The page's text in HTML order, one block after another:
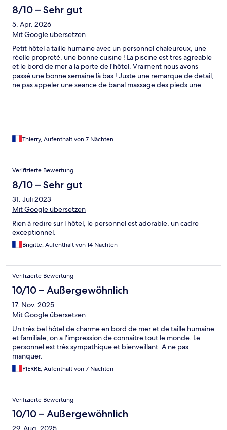
8/10 – Sehr gut
5. Apr. 2026
Mit Google übersetzen
Petit hôtel a taille humaine avec un personnel chaleureux, une
réelle propreté, une bonne cuisine ! La piscine est tres agreable
et le bord de mer a la porte de l’hôtel. Vraiment nous avons
passé une bonne semaine là bas ! Juste une remarque de detail,
ne pas appeler une seance de banal massage des pieds une
Thierry, Aufenthalt von 7 Nächten
Verifizierte Bewertung
8/10 – Sehr gut
31. Juli 2023
Mit Google übersetzen
Rien à redire sur l hôtel, le personnel est adorable, un cadre
exceptionnel.
Brigitte, Aufenthalt von 14 Nächten
Verifizierte Bewertung
10/10 – Außergewöhnlich
17. Nov. 2025
Mit Google übersetzen
Un très bel hôtel de charme en bord de mer et de taille humaine
et familiale, on a l'impression de connaître tout le monde. Le
personnel est très sympathique et bienveillant. A ne pas
manquer.
PIERRE, Aufenthalt von 7 Nächten
Verifizierte Bewertung
10/10 – Außergewöhnlich